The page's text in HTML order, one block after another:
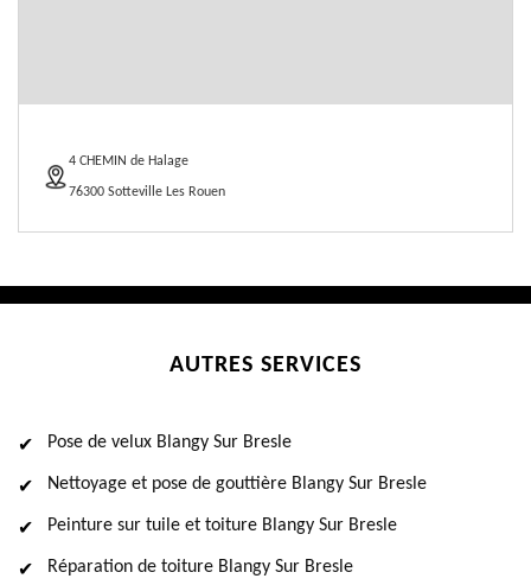
4 CHEMIN de Halage
76300 Sotteville Les Rouen
AUTRES SERVICES
Pose de velux Blangy Sur Bresle
Nettoyage et pose de gouttière Blangy Sur Bresle
Peinture sur tuile et toiture Blangy Sur Bresle
Réparation de toiture Blangy Sur Bresle